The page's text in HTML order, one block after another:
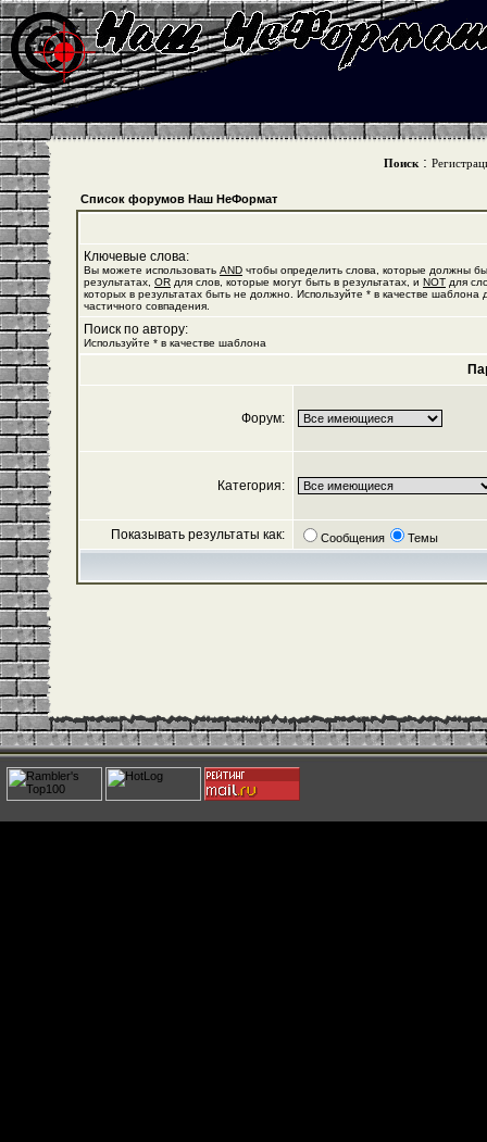
Поиск :
Список форумов Наш НеФормат
Ключевые слова:
Вы можете использовать AND чтобы определить слова, которые должны
результатах, OR для слов, которые могут быть в результатах, и NOT для
которых в результатах быть не должно. Используйте * в качестве шаблона
частичного совпадения.
Поиск по автору:
Используйте * в качестве шаблона
Форум:
Категория:
Показывать результаты как: Сообщения Темы